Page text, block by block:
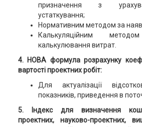
призначення з
устаткування;
Нормативним методом за
Калькуляційним
калькулювання витрат.
4. НОВА формула розрахунку
вартості проектних робіт:
Для актуалізації
показників, приведення в
5. Індекс для визначення
проектних, науково-проектних,